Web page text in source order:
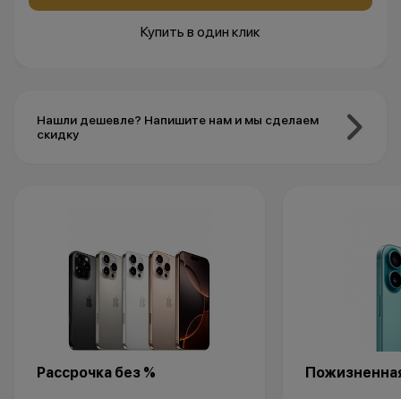
Купить в один клик
Нашли дешевле? Напишите нам и мы сделаем
скидку
Рассрочка без %